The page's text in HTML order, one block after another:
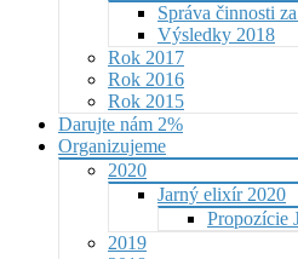
Správa činnosti
Výsledky 2018
Rok 2017
Rok 2016
Rok 2015
Darujte nám 2%
Organizujeme
2020
Jarný elixír 2020
Propozície
2019